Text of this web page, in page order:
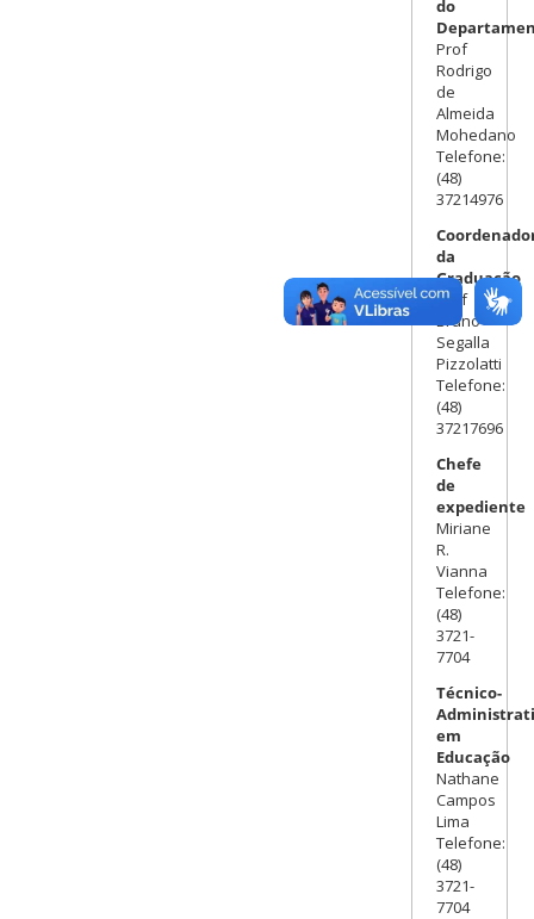
do
Prof
Rodrigo
de
Almeida
Mohedano
Telefone:
(48)
37214976
da
Graduação
Prof
Bruno
Segalla
Pizzolatti
Telefone:
(48)
37217696
Chefe
de
expediente
Miriane
R.
Vianna
Telefone:
(48)
3721-
7704
Técnico-
em
Educação
Nathane
Campos
Lima
Telefone:
(48)
3721-
7704